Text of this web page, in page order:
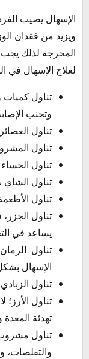
الإسهال يصيب
ويزيد من فقدان
المحرجة لذلك
لعلاج الإسهال في
تناول كميات
وتجنب
تناول
تناول
تناول
تناول
تناول
يساعد في
تناول
الإسهال
تناول
تناول
تهدئة المعدة
تناول مشروب
والتقلصات،